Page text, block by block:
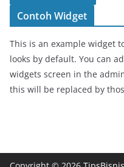
Contoh Widget
This is an example widget
looks by default. You can
widgets screen in the
this will be replaced by